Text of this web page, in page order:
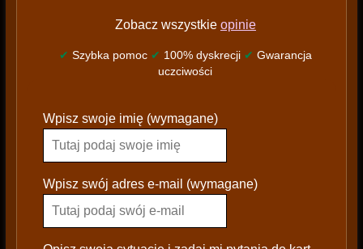
Zobacz wszystkie opinie
✔ Szybka pomoc ✔ 100% dyskrecji ✔ Gwarancja
uczciwości
l
a
s
e
Wpisz swoje imię (wymagane)
Wpisz swój adres e-mail (wymagane)